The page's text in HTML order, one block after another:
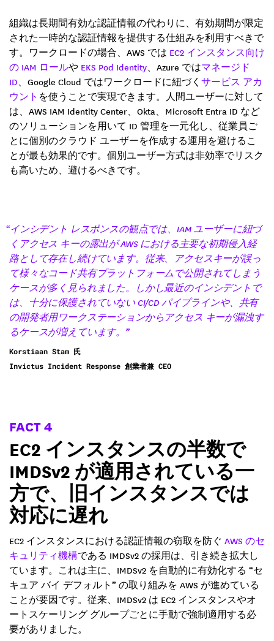
組織は長期間有効な認証情報の代わりに、有効期間が限定
された一時的な認証情報を提供する仕組みを利用すべきで
す。ワークロードの場合、AWS では EC2 インスタンス向け
の IAM ロールや EKS Pod Identity 、Azure ではマネージド
ID 、Google Cloud ではワークロードに紐づく サービス アカ
ウント を使うことで実現できます。人間ユーザーに対して
は、AWS IAM Identity Center、Okta、Microsoft Entra ID など
のソリューションを用いて ID 管理を一元化し、従業員ご
とに個別のクラウド ユーザーを作成する運用を避けるこ
とが最も効果的です。個別ユーザー方式は非効率でリスク
も高いため、避けるべきです。
“インシデント レスポンスの観点では、IAM ユーザーに紐づ
くアクセス キーの露出が AWS における主要な初期侵入経
路として存在し続けています。従来、アクセスキーが誤っ
て様々なコード共有プラットフォームで公開されてしまう
ケースが多く見られました。しかし最近のインシデントで
は、十分に保護されていない CI/CD パイプラインや、共有
の開発者用ワークステーションからアクセス キーが漏洩す
るケースが増えています。”
Korstiaan Stam 氏
Invictus Incident Response 創業者兼 CEO
FACT 4
EC2 インスタンスの半数で
IMDSv2 が適用されている一
方で、旧インスタンスでは
対応に遅れ
EC2 インスタンスにおける認証情報の窃取を防ぐ AWS のセ
キュリティ機構である IMDSv2 の採用は、引き続き拡大し
ています。これは主に、IMDSv2 を自動的に有効化する “セ
キュア バイ デフォルト” の取り組みを AWS が進めている
ことが要因です。従来、IMDSv2 は EC2 インスタンスやオ
ートスケーリング グループごとに手動で強制適用する必
要がありました。